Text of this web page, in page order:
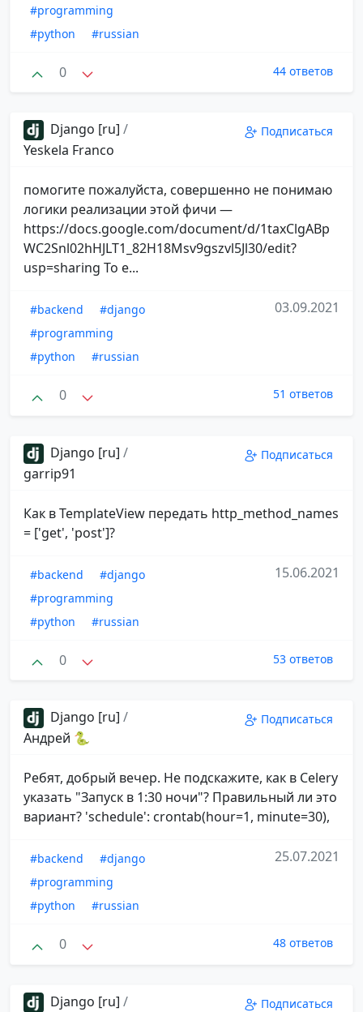
#programming
#python
#russian
0 44 ответов
Django [ru] /
Yeskela Franco
Подписаться
помогите пожалуйста, совершенно не понимаю
логики реализации этой фичи —
https://docs.google.com/document/d/1taxClgABp
WC2Snl02hHJLT1_82H18Msv9gszvl5Jl30/edit?
usp=sharing То е...
#backend
#django
#programming
#python
#russian
03.09.2021
0 51 ответов
Django [ru] /
garrip91
Подписаться
Как в TemplateView передать http_method_names
= ['get', 'post']?
#backend
#django
#programming
#python
#russian
15.06.2021
0 53 ответов
Django [ru] /
Андрей 🐍
Подписаться
Ребят, добрый вечер. Не подскажите, как в Celery
указать "Запуск в 1:30 ночи"? Правильный ли это
вариант? 'schedule': crontab(hour=1, minute=30),
#backend
#django
#programming
#python
#russian
25.07.2021
0 48 ответов
Django [ru] /
Подписаться